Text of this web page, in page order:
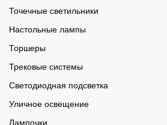
Точечные светильники
Настольные лампы
Торшеры
Трековые системы
Светодиодная подсветка
Уличное освещение
Лампочки